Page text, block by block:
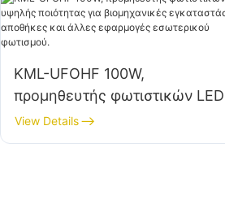
KML-UFOHF 100W,
προμηθευτής φωτιστικών LED
υψηλής ποιότητας για
βιομηχανικές εγκαταστάσεις,
View Details